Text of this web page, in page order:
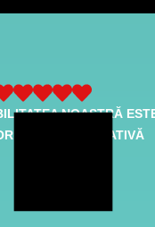
NOASTRĂ
O VIAȚĂ CALITATIVĂ